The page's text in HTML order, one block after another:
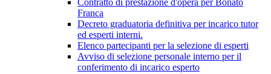
Contratto di prestazione d'opera per Bonato
Franca
Decreto graduatoria definitiva per incarico tutor
ed esperti interni.
Elenco partecipanti per la selezione di esperti
Avviso di selezione personale interno per il
conferimento di incarico esperto